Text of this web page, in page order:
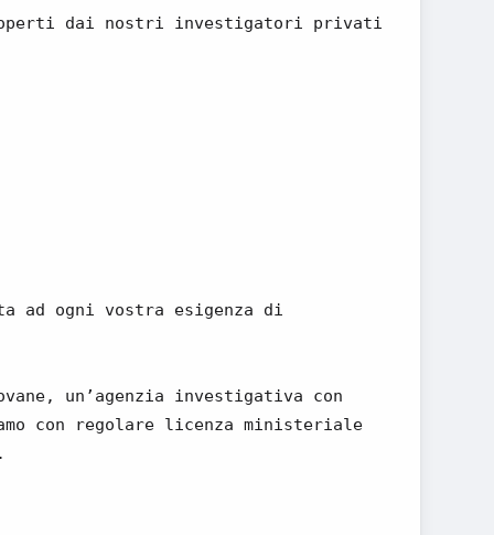
7 - coperti dai nostri investigatori privati
ad ogni vostra esigenza di
un’agenzia investigativa con
con regolare licenza ministeriale